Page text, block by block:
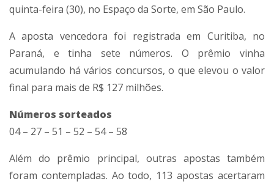
quinta-feira (30), no Espaço da Sorte, em São Paulo.
A aposta vencedora foi registrada em Curitiba, no
Paraná, e tinha sete números. O prêmio vinha
acumulando há vários concursos, o que elevou o valor
final para mais de R$ 127 milhões.
Números sorteados
04 – 27 – 51 – 52 – 54 – 58
Além do prêmio principal, outras apostas também
foram contempladas. Ao todo, 113 apostas acertaram